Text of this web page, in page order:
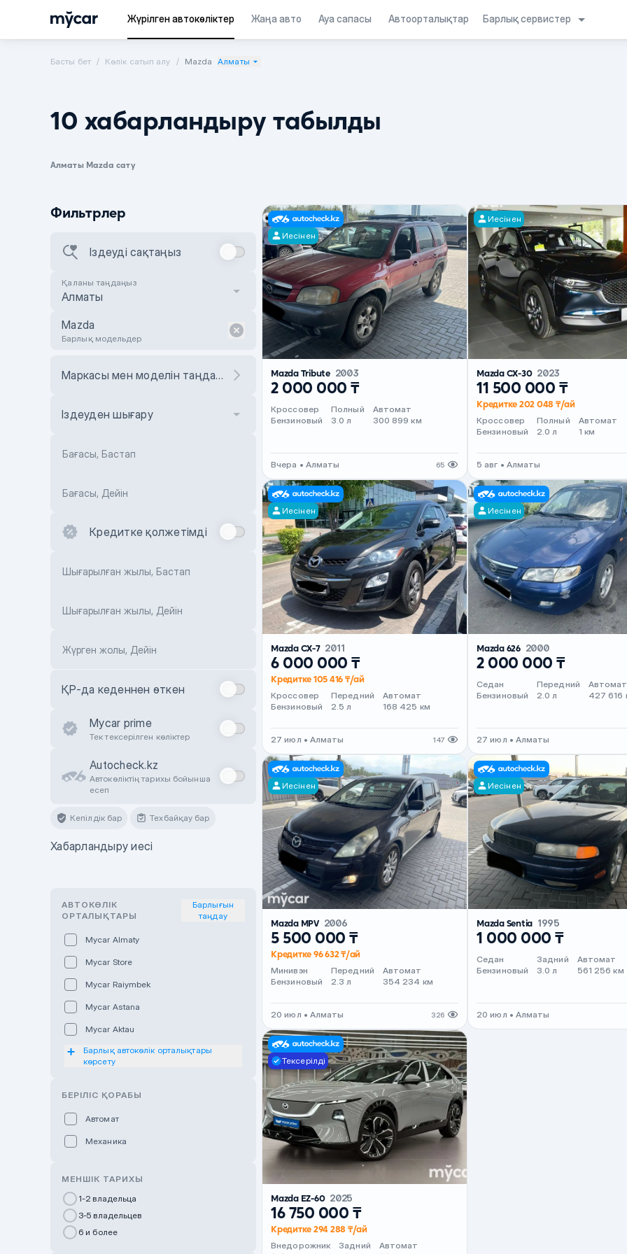
Жүрілген автокөліктер Жаңа авто Ауа сапасы Автоорталықтар Барлық сервистер
Басты бет Көлік сатып алу Mazda Алматы
10 хабарландыру табылды
Алматы Mazda сату
Фильтрлер
Іздеуді сақтаңыз
Қаланы таңдаңыз
Алматы
Mazda
Барлық модельдер
Маркасы мен моделін таңдаңыз
Іздеуден шығару
Бағасы, Бастап
Бағасы, Дейін
Кредитке қолжетімді
Шығарылған жылы, Бастап
Шығарылған жылы, Дейін
Жүрген жолы, Дейін
ҚР-да кеденнен өткен
Mycar prime
Тек тексерілген көліктер
Autocheck.kz
Автокөліктің тарихы бойынша
есеп
Кепілдік бар Техбайқау бар
Хабарландыру иесі
АВТОКӨЛІК
ОРТАЛЫҚТАРЫ
Барлығын
таңдау
Mycar Almaty
Mycar Store
Mycar Raiymbek
Mycar Astana
Mycar Aktau
Mycar Uralsk
Haval & Tank Pavlodar
Bavaria Almaty
Mycar Shymkent
Changan Auto Nurly Zhol
Барлық автокөлік орталықтары
көрсету
БЕРІЛІС ҚОРАБЫ
Автомат
Механика
МЕНШІК ТАРИХЫ
1-2 владельца
3-5 владельцев
6 и более
Иесінен
Mazda Tribute 2003
2 000 000 ₸
Кроссовер
Бензиновый
Полный
3.0 л
Автомат
300 899 км
Вчера • Алматы 65
Иесінен
Mazda CX-30 2023
11 500 000 ₸
Кредитке 202 048 ₸/ай
Кроссовер
Бензиновый
Полный
2.0 л
Автомат
1 км
5 авг • Алматы
Иесінен
Mazda CX-7 2011
6 000 000 ₸
Кредитке 105 416 ₸/ай
Кроссовер
Бензиновый
Передний
2.5 л
Автомат
168 425 км
27 июл • Алматы 147
Иесінен
Mazda 626 2000
2 000 000 ₸
Седан
Бензиновый
Передний
2.0 л
Автомат
427 616
27 июл • Алматы
Иесінен
Mazda MPV 2006
5 500 000 ₸
Кредитке 96 632 ₸/ай
Минивэн
Бензиновый
Передний
2.3 л
Автомат
354 234 км
20 июл • Алматы 326
Иесінен
Mazda Sentia 1995
1 000 000 ₸
Седан
Бензиновый
Задний
3.0 л
Автомат
561 256 км
20 июл • Алматы
Тексерілді
Mazda EZ-60 2025
16 750 000 ₸
Кредитке 294 288 ₸/ай
Внедорожник
Задний
Автомат